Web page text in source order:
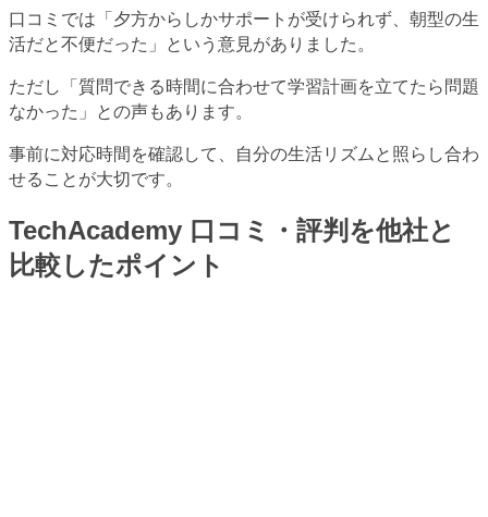
口コミでは「夕方からしかサポートが受けられず、朝型の生
活だと不便だった」という意見がありました。
ただし「質問できる時間に合わせて学習計画を立てたら問題
なかった」との声もあります。
事前に対応時間を確認して、自分の生活リズムと照らし合わ
せることが大切です。
TechAcademy 口コミ・評判を他社と
比較したポイント